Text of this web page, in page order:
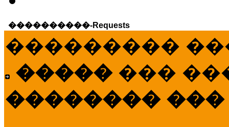
����������-Requests
���������
����� ���
��������